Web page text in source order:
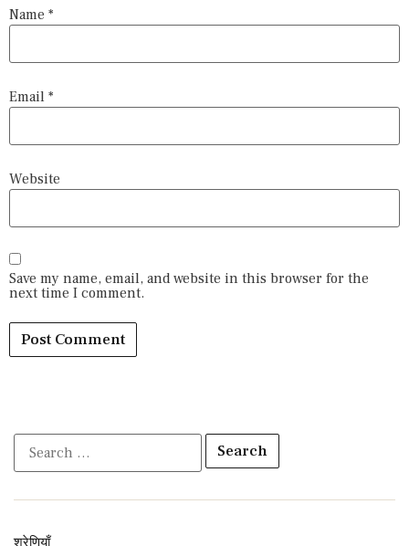
Name *
Email *
Website
Save my name, email, and website in this browser for the
next time I comment.